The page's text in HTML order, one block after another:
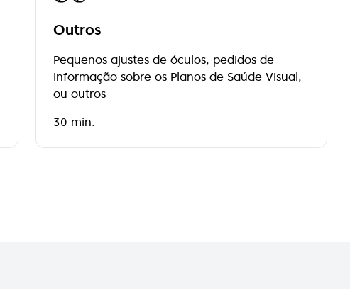
Outros
Pequenos ajustes de óculos, pedidos de
informação sobre os Planos de Saúde Visual,
ou outros
30 min.